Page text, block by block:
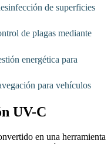
de superficies
de plagas mediante
energética para
para vehículos
UV-C
en una herramienta